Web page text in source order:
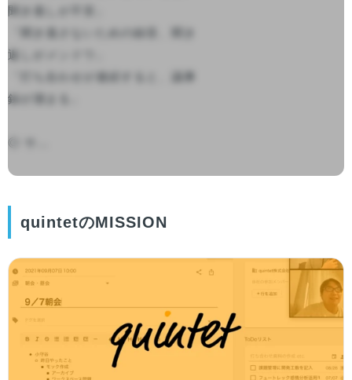
聞き逃しが不安」
返しがメンドウ」
録が溜まる」
◎ サ...
quintetのMISSION